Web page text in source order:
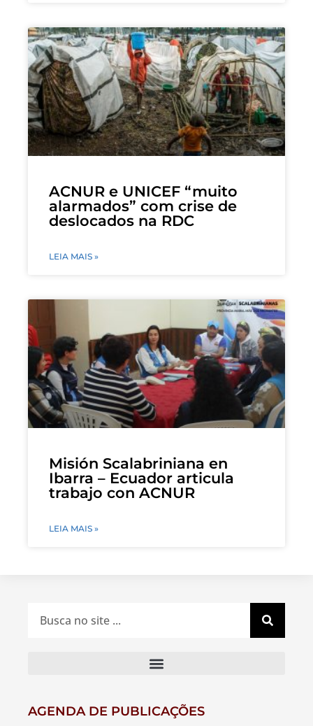
ACNUR e UNICEF “muito
alarmados” com crise de
deslocados na RDC
LEIA MAIS »
Misión Scalabriniana en
Ibarra – Ecuador articula
trabajo con ACNUR
LEIA MAIS »
AGENDA DE PUBLICAÇÕES